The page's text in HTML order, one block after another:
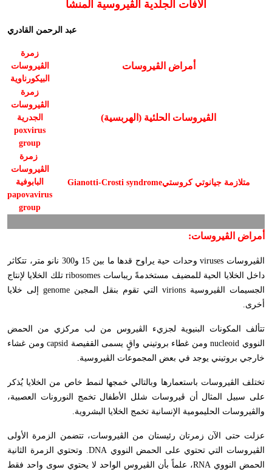
الآفات الجلدية الڤيروسية المنشأ
عبد الرحمن القادري
أمراض الڤيروسات
زمرة
الڤيروسات
البيكورناوية
الڤيروسات الحلئية (الهربسية)
زمرة
الڤيروسات
الجدرية
poxvirus
group
متلازمة جيانوتي كروستيGianotti-Crosti syndrome
زمرة
الڤيروسات
البابوفية
papovavirus
group
أمراض الڤيروسات:
الڤيروسات viruses
وحدات حية يراوح قدها ما بين 15 و300 نانو متر، تتكاثر
داخل الخلايا الحية للمضيف مستخدمةً ريباسات ribosomesتلك الخلايا لإنتاج
الجسيمات الڤيروسية virions التي تقوم بنقل المجين genome إلى خلايا
أخرى.
تتألف المكونات البنيوية لجزيء الڤيروس من لب مركزي من الحمض
النووي nucleoidومن غطاء بروتيني واقٍ يسمى القفيصة capsidومن غشاء
خارجي بروتيني يوجد في بعض المجموعات الڤيروسية.
تختلف الڤيروسات باستعمارها وبالتالي خمجها لنمط خاص من الخلايا يُذكر
على سبيل المثال أن ڤيروسات شلل الأطفال تخمج النورونات العصبية،
والڤيروسات الحليمومية الإنسانية تخمج الخلايا البشروية.
عزلت حتى الآن زمرتان رئيستان من الڤيروسات، تتضمن الزمرة الأولى
الڤيروسات التي تحتوي على الحمض النووي DNA. وتحتوي الزمرة الثانية
الحمض النووي RNA، علماً بأن الڤيروس الواحد لا يحتوي سوى واحد فقط